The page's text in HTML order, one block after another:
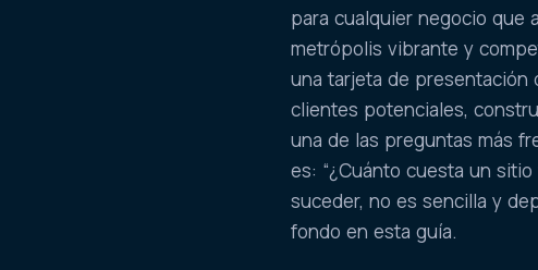
para cualquier negocio que
metrópolis vibrante y
una tarjeta de presentación
clientes potenciales,
una de las preguntas más
es: “¿Cuánto cuesta un
suceder, no es sencilla y
fondo en esta guía.